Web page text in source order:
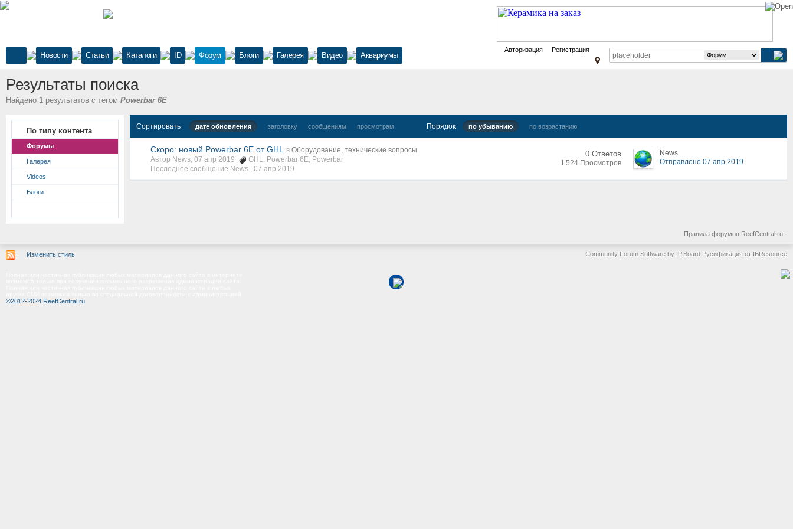
Новости Статьи Каталоги ID Форум Блоги Галерея Видео Аквариумы
Авторизация Регистрация
Результаты поиска
Найдено 1 результатов с тегом Powerbar 6E
По типу контента
Форумы
Галерея
Videos
Блоги
Сортировать дате обновления заголовку сообщениям просмотрам Порядок по убыванию по возрастанию
Скоро: новый Powerbar 6E от GHL в Оборудование, технические вопросы
Автор News, 07 апр 2019
GHL, Powerbar 6E, Powerbar
Последнее сообщение News , 07 апр 2019
0 Ответов
1 524 Просмотров
News
Отправлено 07 апр 2019
Правила форумов ReefCentral.ru ·
Изменить стиль Community Forum Software by IP.Board Русификация от IBResource
©2012-2024 ReefCentral.ru